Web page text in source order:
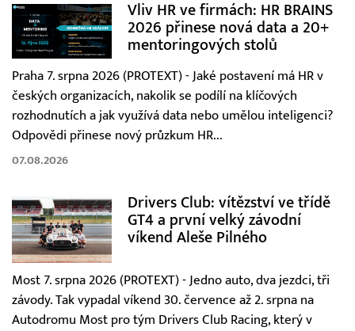
Vliv HR ve firmách: HR BRAINS
2026 přinese nová data a 20+
mentoringových stolů
Praha 7. srpna 2026 (PROTEXT) - Jaké postavení má HR v
českých organizacích, nakolik se podílí na klíčových
rozhodnutích a jak využívá data nebo umělou inteligenci?
Odpovědi přinese nový průzkum HR...
07.08.2026
Drivers Club: vítězství ve třídě
GT4 a první velký závodní
víkend Aleše Pilného
Most 7. srpna 2026 (PROTEXT) - Jedno auto, dva jezdci, tři
závody. Tak vypadal víkend 30. července až 2. srpna na
Autodromu Most pro tým Drivers Club Racing, který v